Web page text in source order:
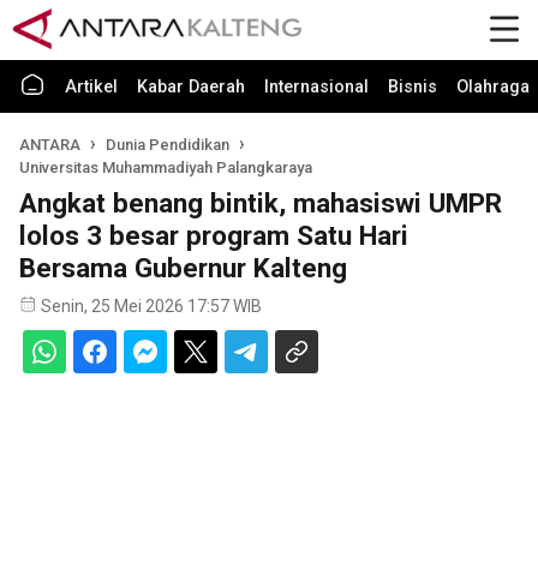
Artikel Kabar Daerah Internasional Bisnis Olahraga
ANTARA
Dunia Pendidikan
Universitas Muhammadiyah Palangkaraya
Angkat benang bintik, mahasiswi UMPR
lolos 3 besar program Satu Hari
Bersama Gubernur Kalteng
Senin, 25 Mei 2026 17:57 WIB